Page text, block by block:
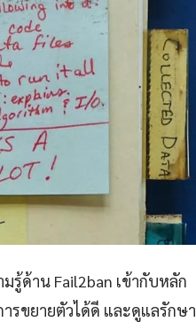
รู้ด้าน Fail2ban เข้ากับหลัก
รขยายตัวได้ดี และดูแลรักษา